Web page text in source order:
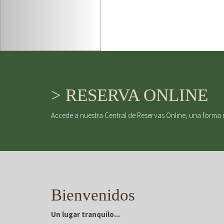
> RESERVA ONLINE
Accede a nuestra Central de Reservas Online, una
Bienvenidos
Un lugar tranquilo...